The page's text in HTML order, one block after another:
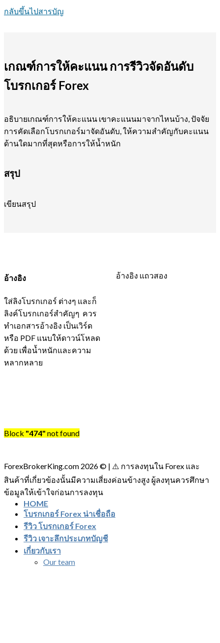
กลับขึ้นไปสารบัญ
เกณฑ์การให้คะแนน การรีวิวจัดอันดับ
โบรกเกอร์ Forex
อธิบายเกณฑ์การให้คะแนน เขาคะแนนมาจากไหนบ้าง, ปัจจัย
การคัดเลือกโบรกเกอร์มาจัดอันดับ, ให้ความสำคัญกับคะแนน
ด้านใดมากที่สุดหรือการให้น้ำหนัก
สรุป
เขียนสรุป
อ้างอิง
ใส่ลิงโบรกเกอร์ ต่างๆ และก็
ลิงค์โบรกเกอร์สำคัญๆ ควร
ทำเอกสารอ้างอิง เป็นเวิร์ด
หรือ PDF แนบให้ดาวน์โหลด
ด้วย เพื่อน้ำหนักและความ
หลากหลาย
อ้างอิง แถวสอง
Block "474" not found
ForexBrokerKing.com 2026 © | ⚠️ การลงทุนใน Forex และ
สินค้าที่เกี่ยวข้องนั้นมีความเสี่ยงค่อนข้างสูง ผู้ลงทุนควรศึกษา
ข้อมูลให้เข้าใจก่อนการลงทุน
HOME
โบรกเกอร์ Forex น่าเชื่อถือ
รีวิว โบรกเกอร์ Forex
รีวิว เจาะลึกประเภทบัญชี
เกี่ยวกับเรา
Our team